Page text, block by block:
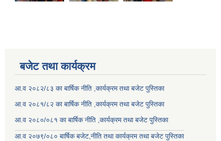
बजेट तथा कार्यक्रम
आ.व २०८२/८३ का बार्षिक नीति ,कार्यक्रम तथा बजेट पुस्तिका
आ.व २०८१/८२ का बार्षिक नीति ,कार्यक्रम तथा बजेट पुस्तिका
आ.व २०८०/०८१ का बार्षिक नीति ,कार्यक्रम तथा बजेट पुस्तिका
आ.व २०७९/०८० बार्षिक बजेट,नीति तथा कार्यक्रम तथा बजेट पुस्तिका